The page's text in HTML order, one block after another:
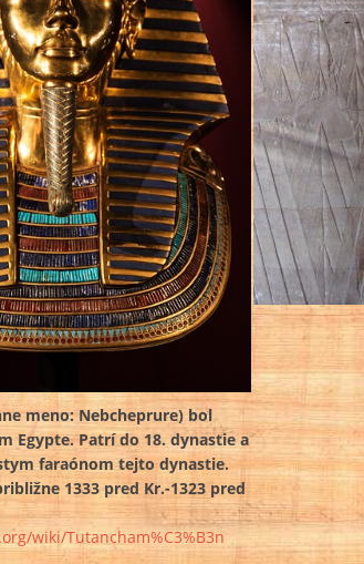
meno: Nebcheprure) bol
Egypte. Patrí do 18. dynastie a
faraónom tejto dynastie.
1333 pred Kr.-1323 pred
wiki/Tutancham%C3%B3n